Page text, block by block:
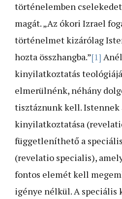
történelemben
magát. „Az ókori Izrael
történelmet kizárólag
hozta összhangba.”[1]
kinyilatkoztatás
elmerülnénk, néhány
tisztáznunk kell. Istennek
kinyilatkoztatása
függetleníthető a
(revelatio specialis),
fontos elemét kell
igénye nélkül. A